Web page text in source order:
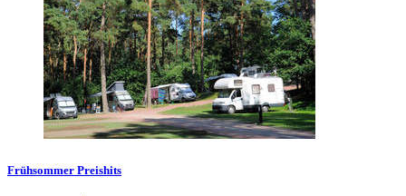
Frühsommer Preishits